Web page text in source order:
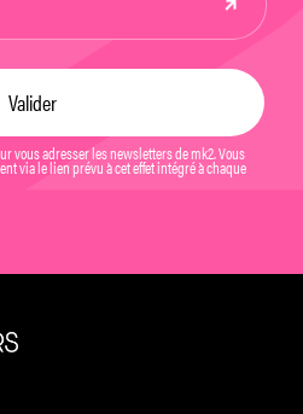
vous adresser les newsletters de mk2. Vous
via le lien prévu à cet effet intégré à chaque